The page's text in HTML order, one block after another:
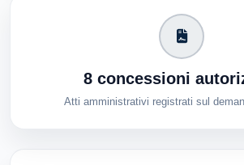
8 concessioni
Atti amministrativi registrati sul